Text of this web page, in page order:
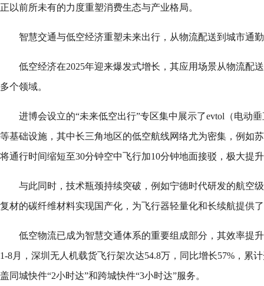
正以前所未有的力度重塑消费生态与产业格局。
智慧交通与低空经济重塑未来出行，从物流配送到城市通
低空经济在2025年迎来爆发式增长，其应用场景从物流配
多个领域。
进博会设立的“未来低空出行”专区集中展示了evtol（电动
等基础设施，其中长三角地区的低空航线网络尤为密集，例如
将通行时间缩短至30分钟空中飞行加10分钟地面接驳，极大提
与此同时，技术瓶颈持续突破，例如宁德时代研发的航空
复材的碳纤维材料实现国产化，为飞行器轻量化和长续航提供
低空物流已成为智慧交通体系的重要组成部分，其效率提
1-8月，深圳无人机载货飞行架次达54.8万，同比增长57%，累
盖同城快件“2小时达”和跨城快件“3小时达”服务。